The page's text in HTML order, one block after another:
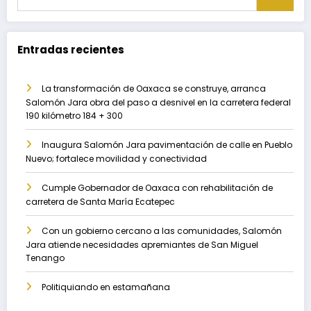
Entradas recientes
La transformación de Oaxaca se construye, arranca
Salomón Jara obra del paso a desnivel en la carretera federal
190 kilómetro 184 + 300
Inaugura Salomón Jara pavimentación de calle en Pueblo
Nuevo; fortalece movilidad y conectividad
Cumple Gobernador de Oaxaca con rehabilitación de
carretera de Santa María Ecatepec
Con un gobierno cercano a las comunidades, Salomón
Jara atiende necesidades apremiantes de San Miguel
Tenango
Politiquiando en estamañana